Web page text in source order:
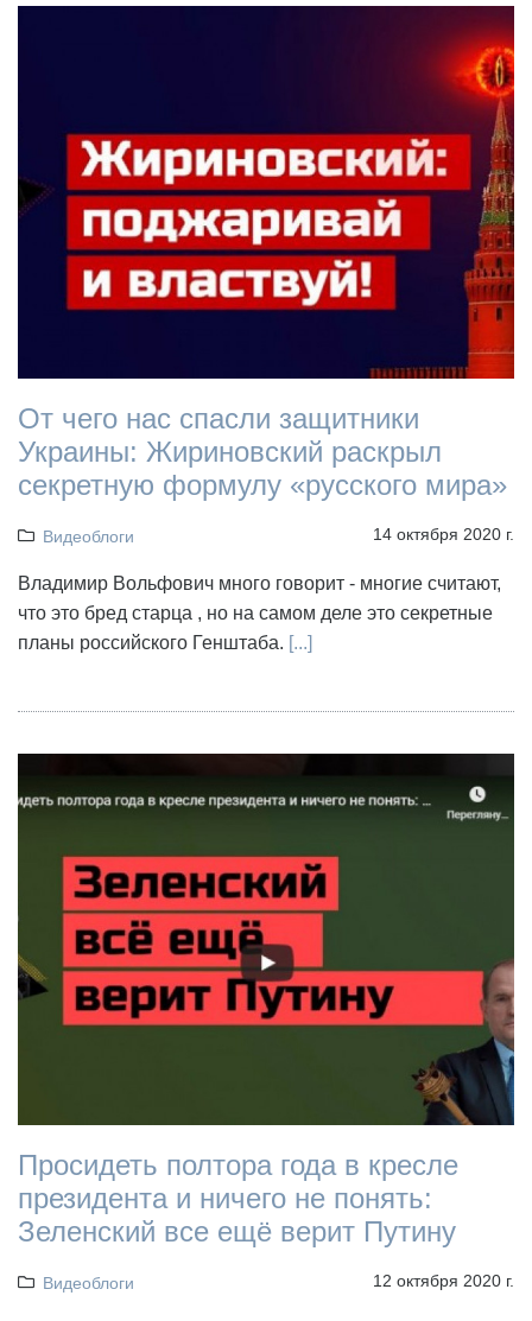
От чего нас спасли защитники
Украины: Жириновский раскрыл
секретную формулу «русского мира»
Видеоблоги 14 октября 2020 г.
Владимир Вольфович много говорит - многие считают,
что это бред старца , но на самом деле это секретные
планы российского Генштаба. [...]
Просидеть полтора года в кресле
президента и ничего не понять:
Зеленский все ещё верит Путину
Видеоблоги 12 октября 2020 г.